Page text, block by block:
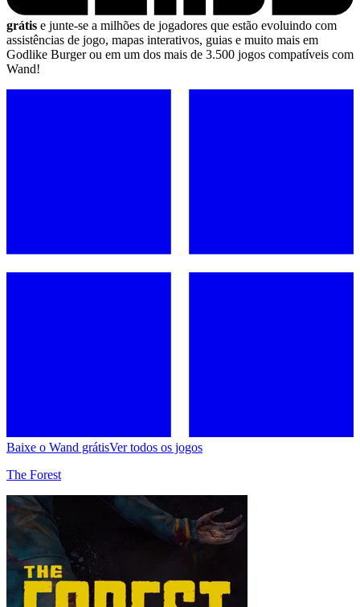
grátis e junte-se a milhões de jogadores que estão evoluindo com
assistências de jogo, mapas interativos, guias e muito mais em
Godlike Burger ou em um dos mais de 3.500 jogos compatíveis com
Wand!
Baixe o Wand grátisVer todos os jogos
The Forest